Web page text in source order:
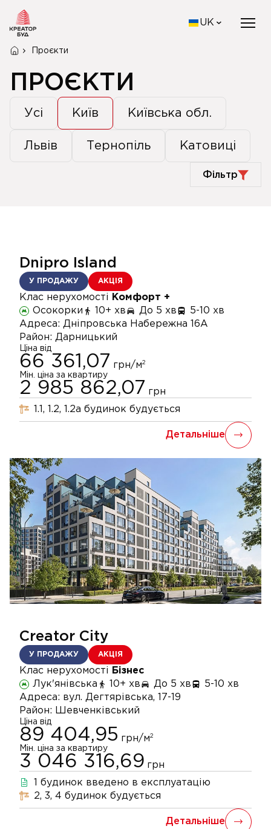
UK
Проєкти
ПРОЄКТИ
Фільтр
Усі Київ Київська обл.
Львів Тернопіль Катовиці
Dnipro Island
У ПРОДАЖУ АКЦІЯ
Клас нерухомості
Комфорт +
Осокорки
10+ хв До 5 хв
5-10 хв
Адреса: Дніпровська Набережна 16А
Район: Дарницький
Ціна від
66 361,07 грн/м2
Мін. ціна за квартиру
2 985 862,07 грн
1.1, 1.2, 1.2а будинок будується
Детальніше
Creator City
У ПРОДАЖУ АКЦІЯ
Клас нерухомості
Бізнес
Лук'янівська
10+ хв До 5 хв
5-10 хв
Адреса: вул. Дегтярівська, 17-19
Район: Шевченківський
Ціна від
89 404,95 грн/м2
Мін. ціна за квартиру
3 046 316,69 грн
будинок введено в експлуатацію
2, 3, 4 будинок будується
Детальніше